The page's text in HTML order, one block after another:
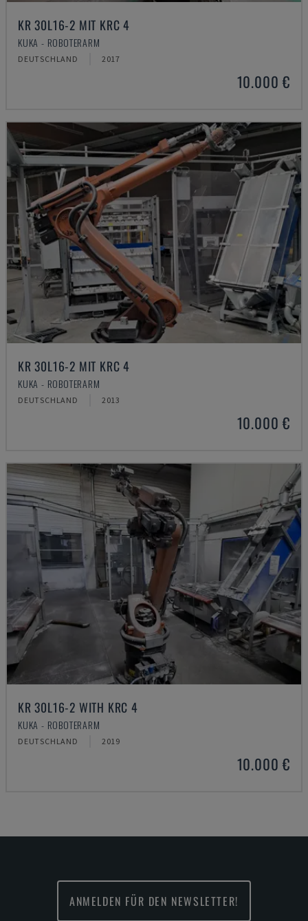
KR 30L16-2 MIT KRC 4
KUKA - ROBOTERARM
DEUTSCHLAND 2017
10.000 €
KR 30L16-2 MIT KRC 4
KUKA - ROBOTERARM
DEUTSCHLAND 2013
10.000 €
KR 30L16-2 WITH KRC 4
KUKA - ROBOTERARM
DEUTSCHLAND 2019
10.000 €
ANMELDEN FÜR DEN NEWSLETTER!